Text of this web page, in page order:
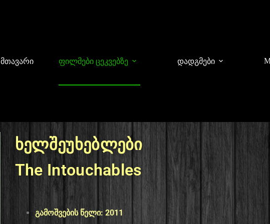
მთავარი ფილმები ცეკვებზე დადგმები
ხელშეუხებლები
The Intouchables
გამოშვების წელი: 2011